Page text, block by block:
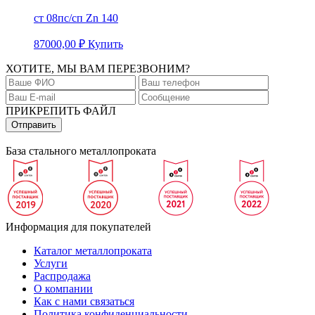
ст 08пс/сп Zn 140
87000,00 ₽ Купить
ХОТИТЕ, МЫ ВАМ ПЕРЕЗВОНИМ?
ПРИКРЕПИТЬ ФАЙЛ
База стального металлопроката
Информация для покупателей
Каталог металлопроката
Услуги
Распродажа
О компании
Как с нами связаться